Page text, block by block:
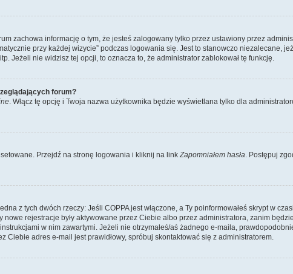
zachowa informację o tym, że jesteś zalogowany tylko przez ustawiony przez
przy każdej wizycie” podczas logowania się. Jest to stanowczo niezalecane,
Jeżeli nie widzisz tej opcji, to oznacza to, że administrator zablokował tę funkcję.
forum?
. Włącz tę opcję i Twoja nazwa użytkownika będzie wyświetlana tylko dla
Przejdź na stronę logowania i kliknij na linkZapomniałem hasła. Postępuj
z tych dwóch rzeczy: Jeśli COPPA jest włączone, a Ty poinformowałeś skrypt w
rejestracje były aktywowane przez Ciebie albo przez administratora, zanim
w nim zawartymi. Jeżeli nie otrzymałeś/aś żadnego e-maila,
Ciebie adres e-mail jest prawidłowy, spróbuj skontaktować się z administratorem.